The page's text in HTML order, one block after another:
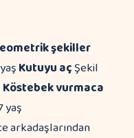
şekiller
Kutuyu açŞekil
Köstebek vurmaca
yaş
arkadaşlarından